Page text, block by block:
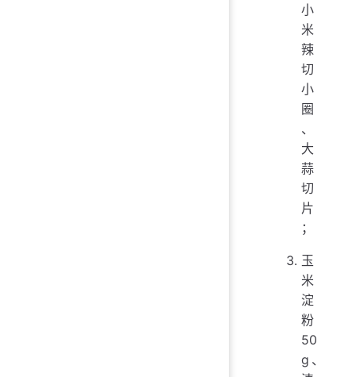
小
米
辣
切
小
圈
、
大
蒜
切
片
；
玉
米
淀
粉
50
g、